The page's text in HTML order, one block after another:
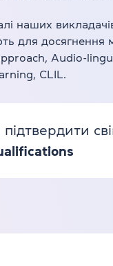
наших
для досягнення
Audio-
CLIL.